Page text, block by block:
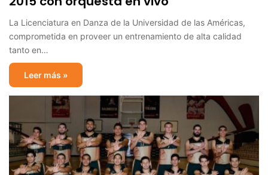
La Licenciatura en Danza de la Universidad de las Américas,
comprometida en proveer un entrenamiento de alta calidad
tanto en…
Leer más »